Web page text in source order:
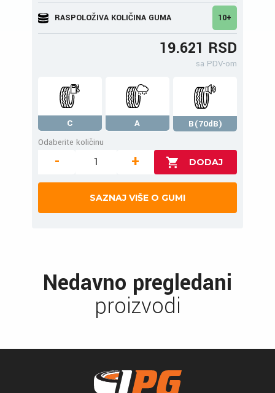
RASPOLOŽIVA KOLIČINA GUMA 10+
19.621 RSD
sa PDV-om
C A
B(70dB)
Odaberite količinu
- +
SAZNAJ VIŠE O GUMI
Nedavno pregledani
proizvodi